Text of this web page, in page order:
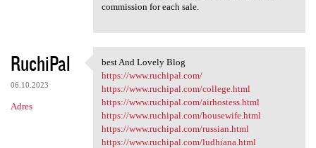
commission for each sale.
RuchiPal
06.10.2023
Adres
best And Lovely Blog
best And Lovely Blog
https://www.ruchipal.com/
https://www.ruchipal.com/college.html
https://www.ruchipal.com/airhostess.html
https://www.ruchipal.com/housewife.html
https://www.ruchipal.com/russian.html
https://www.ruchipal.com/ludhiana.html